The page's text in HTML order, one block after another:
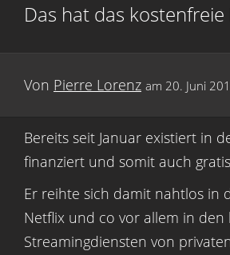
Das hat das
Von Pierre Lorenz am 20. Juni
Bereits seit Januar existiert in
finanziert und somit auch
Er reihte sich damit nahtlos in
Netflix und co vor allem in
Streamingdiensten von